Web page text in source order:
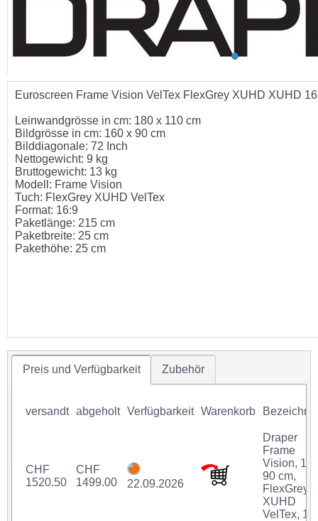
Euroscreen Frame Vision VelTex FlexGrey XUHD XUHD
Leinwandgrösse in cm: 180 x 110 cm
Bildgrösse in cm: 160 x 90 cm
Bilddiagonale: 72 Inch
Nettogewicht: 9 kg
Bruttogewicht: 13 kg
Modell: Frame Vision
Tuch: FlexGrey XUHD VelTex
Format: 16:9
Paketlänge: 215 cm
Paketbreite: 25 cm
Pakethöhe: 25 cm
Preis und Verfügbarkeit Zubehör
versandt abgeholt Verfügbarkeit Warenkorb
CHF
1520.50
CHF
1499.00
22.09.2026
Draper
Frame
Vision,
90 cm,
FlexGrey
XUHD
VelTex,